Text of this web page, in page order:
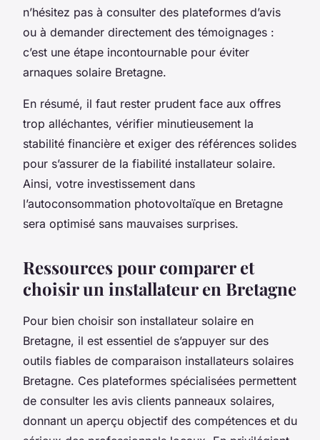
n’hésitez pas à consulter des plateformes d’avis
ou à demander directement des témoignages :
c’est une étape incontournable pour éviter
arnaques solaire Bretagne.
En résumé, il faut rester prudent face aux offres
trop alléchantes, vérifier minutieusement la
stabilité financière et exiger des références solides
pour s’assurer de la fiabilité installateur solaire.
Ainsi, votre investissement dans
l’autoconsommation photovoltaïque en Bretagne
sera optimisé sans mauvaises surprises.
Ressources pour comparer et
choisir un installateur en Bretagne
Pour bien choisir son installateur solaire en
Bretagne, il est essentiel de s’appuyer sur des
outils fiables de comparaison installateurs solaires
Bretagne. Ces plateformes spécialisées permettent
de consulter les avis clients panneaux solaires,
donnant un aperçu objectif des compétences et du